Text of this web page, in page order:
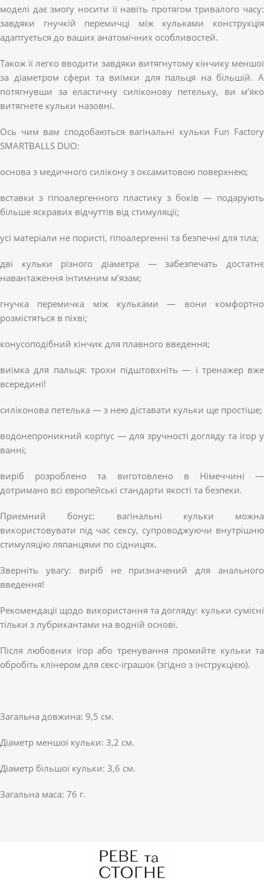
моделі дає змогу носити її навіть протягом тривалого часу:
завдяки гнучкій перемичці між кульками конструкція
адаптується до ваших анатомічних особливостей.
Також її легко вводити завдяки витягнутому кінчику меншої
за діаметром сфери та виїмки для пальця на більшій. А
потягнувши за еластичну силіконову петельку, ви м’яко
витягнете кульки назовні.
Ось чим вам сподобаються вагінальні кульки Fun Factory
SMARTBALLS DUO:
основа з медичного силікону з оксамитовою поверхнею;
вставки з гіпоалергенного пластику з боків — подарують
більше яскравих відчуттів від стимуляції;
усі матеріали не пористі, гіпоалергенні та безпечні для тіла;
дві кульки різного діаметра — забезпечать достатнє
навантаження інтимним м’язам;
гнучка перемичка між кульками — вони комфортно
розмістяться в піхві;
конусоподібний кінчик для плавного введення;
виїмка для пальця: трохи підштовхніть — і тренажер вже
всередині!
силіконова петелька — з нею діставати кульки ще простіше;
водонепроникний корпус — для зручності догляду та ігор у
ванні;
виріб розроблено та виготовлено в Німеччині —
дотримано всі європейські стандарти якості та безпеки.
Приємний бонус: вагінальні кульки можна
використовувати під час сексу, супроводжуючи внутрішню
стимуляцію ляпанцями по сідницях.
Зверніть увагу: виріб не призначений для анального
введення!
Рекомендації щодо використання та догляду: кульки сумісні
тільки з лубрикантами на водній основі.
Після любовних ігор або тренування промийте кульки та
обробіть клінером для секс-іграшок (згідно з інструкцією).
Загальна довжина: 9,5 см.
Діаметр меншої кульки: 3,2 см.
Діаметр більшої кульки: 3,6 см.
Загальна маса: 76 г.